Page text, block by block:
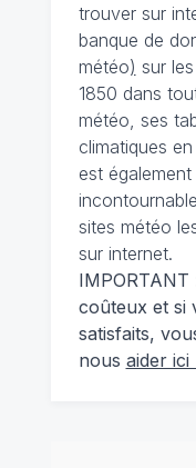
trouver sur
banque de
météo) sur
1850 dans
météo, ses
climatiques
est
sites météo
sur internet.
coûteux et si
satisfaits,
nous aider